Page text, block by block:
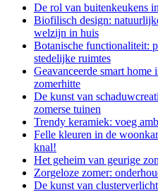
De rol van buitenkeukens
Biofilisch design:
welzijn in huis
Botanische functionaliteit:
stedelijke ruimtes
Geavanceerde smart
zomerhitte
De kunst van
zomerse tuinen
Trendy keramiek: voeg
Felle kleuren in de
knal!
Het geheim van geurige
Zorgeloze zomer:
De kunst van